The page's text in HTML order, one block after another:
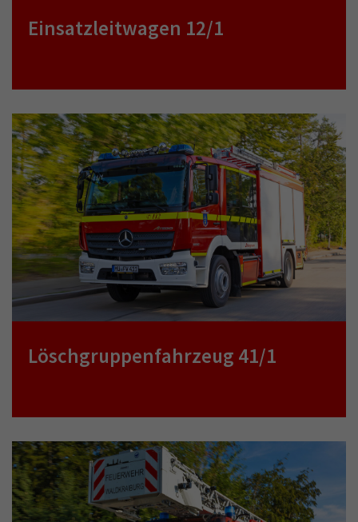
Einsatzleitwagen 12/1
Löschgruppenfahrzeug 41/1